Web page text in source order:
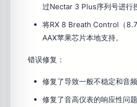
过Nectar 3 Plus序列号进行
将RX 8 Breath Control（
AAX苹果芯片本地支持。
错误修复：
修复了导致一般不稳定和音频
修复了音高仪表的响应性问题